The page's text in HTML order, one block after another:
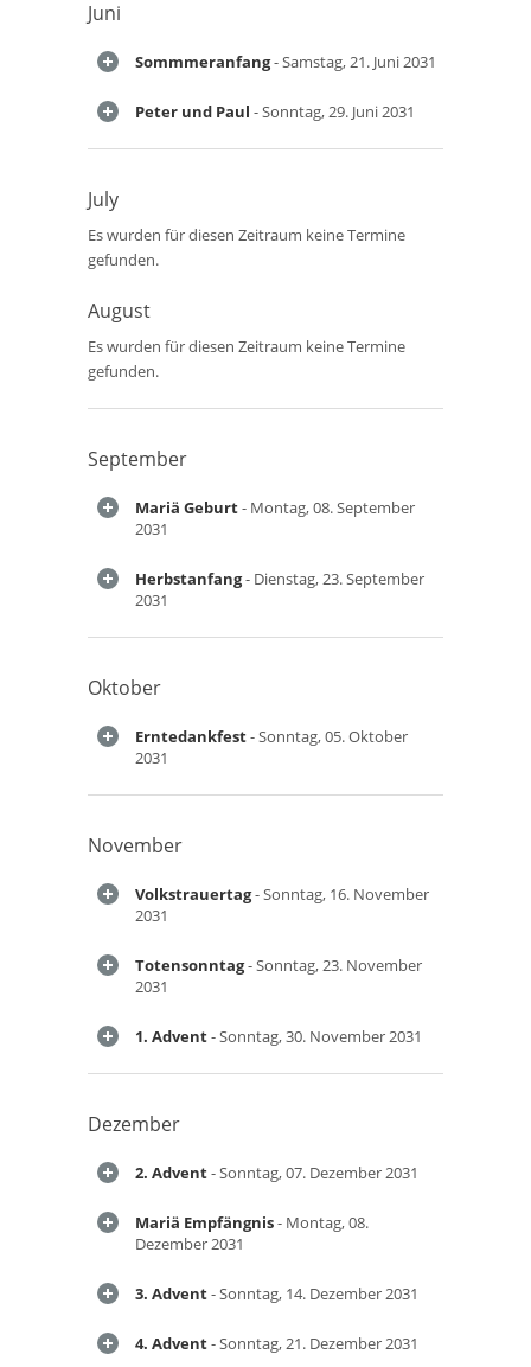
Juni
Sommmeranfang- Samstag, 21. Juni 2031
Peter und Paul - Sonntag, 29. Juni 2031
July
Es wurden für diesen Zeitraum keine Termine
gefunden.
August
Es wurden für diesen Zeitraum keine Termine
gefunden.
September
Mariä Geburt- Montag, 08. September
2031
Herbstanfang- Dienstag, 23. September
2031
Oktober
Erntedankfest- Sonntag, 05. Oktober
2031
November
Volkstrauertag- Sonntag, 16. November
2031
Totensonntag- Sonntag, 23. November
2031
1. Advent- Sonntag, 30. November 2031
Dezember
2. Advent- Sonntag, 07. Dezember 2031
Mariä Empfängnis- Montag, 08.
Dezember 2031
3. Advent- Sonntag, 14. Dezember 2031
4. Advent- Sonntag, 21. Dezember 2031